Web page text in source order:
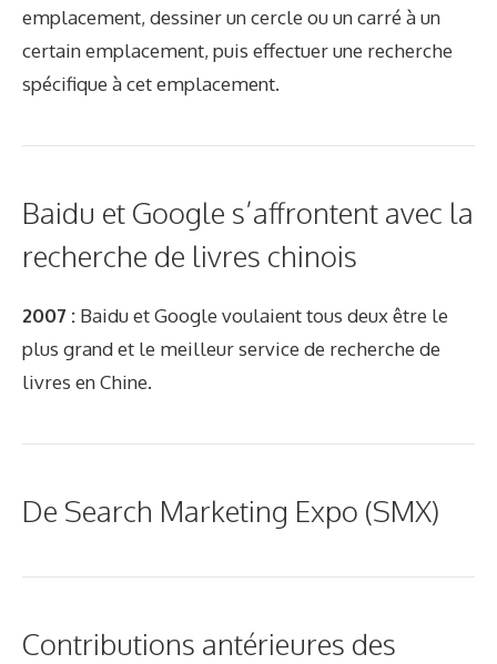
emplacement, dessiner un cercle ou un carré à un
certain emplacement, puis effectuer une recherche
spécifique à cet emplacement.
Baidu et Google s’affrontent avec la
recherche de livres chinois
2007 : Baidu et Google voulaient tous deux être le
plus grand et le meilleur service de recherche de
livres en Chine.
De Search Marketing Expo (SMX)
Contributions antérieures des